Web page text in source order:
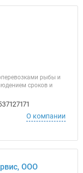
рыбы и
сроков и
О компании
ООО